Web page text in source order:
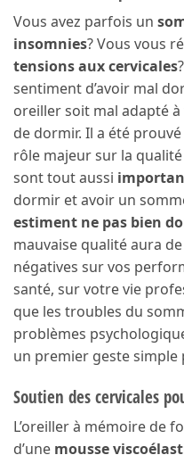
Vous avez parfois un
insomnies? Vous vous
tensions aux cervicales
sentiment d’avoir mal
oreiller soit mal adapté
de dormir. Il a été
rôle majeur sur la
sont tout aussi
dormir et avoir un
estiment ne pas bien
mauvaise qualité aura
négatives sur vos
santé, sur votre vie
que les troubles du
problèmes
un premier geste simple
Soutien des cervicales
L’oreiller à mémoire de
d’une mousse